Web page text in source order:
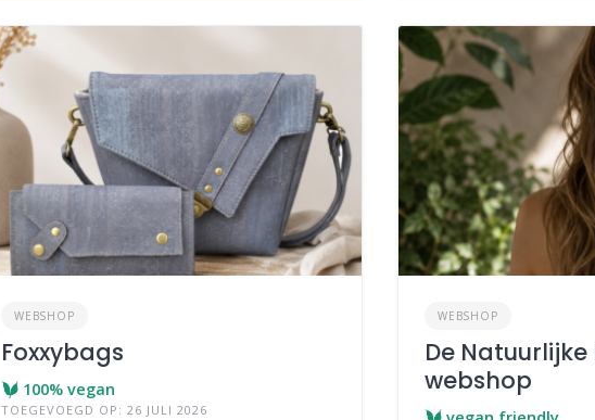
WEBSHOP
Foxxybags
100% vegan
TOEGEVOEGD OP: 26 JULI 2026
WEBSHOP
De
webshop